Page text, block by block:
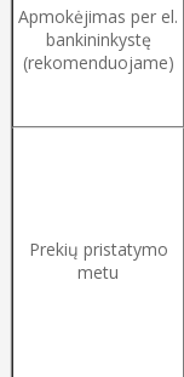
Apmokėjimas per el.
bankininkystę
(rekomenduojame)
Prekių pristatymo
metu